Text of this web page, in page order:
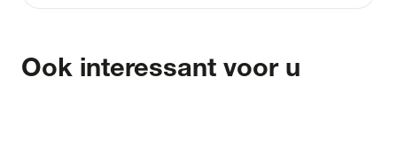
Ook interessant voor u